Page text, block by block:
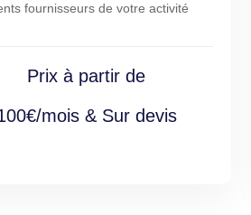
fournisseurs de votre activité
Prix à partir de
mois & Sur devis